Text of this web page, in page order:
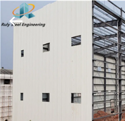
RUMAH
PRODUK
VIDEO
Engineering
Co.,Ltd.